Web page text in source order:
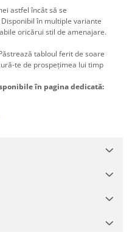
astfel încât să se
în multiple variante
oricărui stil de amenajare.
tabloul ferit de soare
te de prospețimea lui timp
în pagina dedicată: